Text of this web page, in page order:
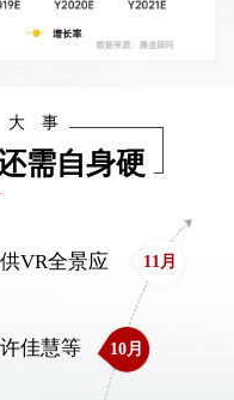
事
需自身硬
VR全景应
11月
佳慧等
10月